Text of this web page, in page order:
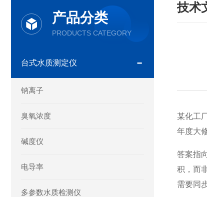
产品分类
PRODUCTS CATEGORY
台式水质测定仪
钠离子
臭氧浓度
碱度仪
电导率
多参数水质检测仪
技术
某化工
年度大
答案指
积，而
需要同